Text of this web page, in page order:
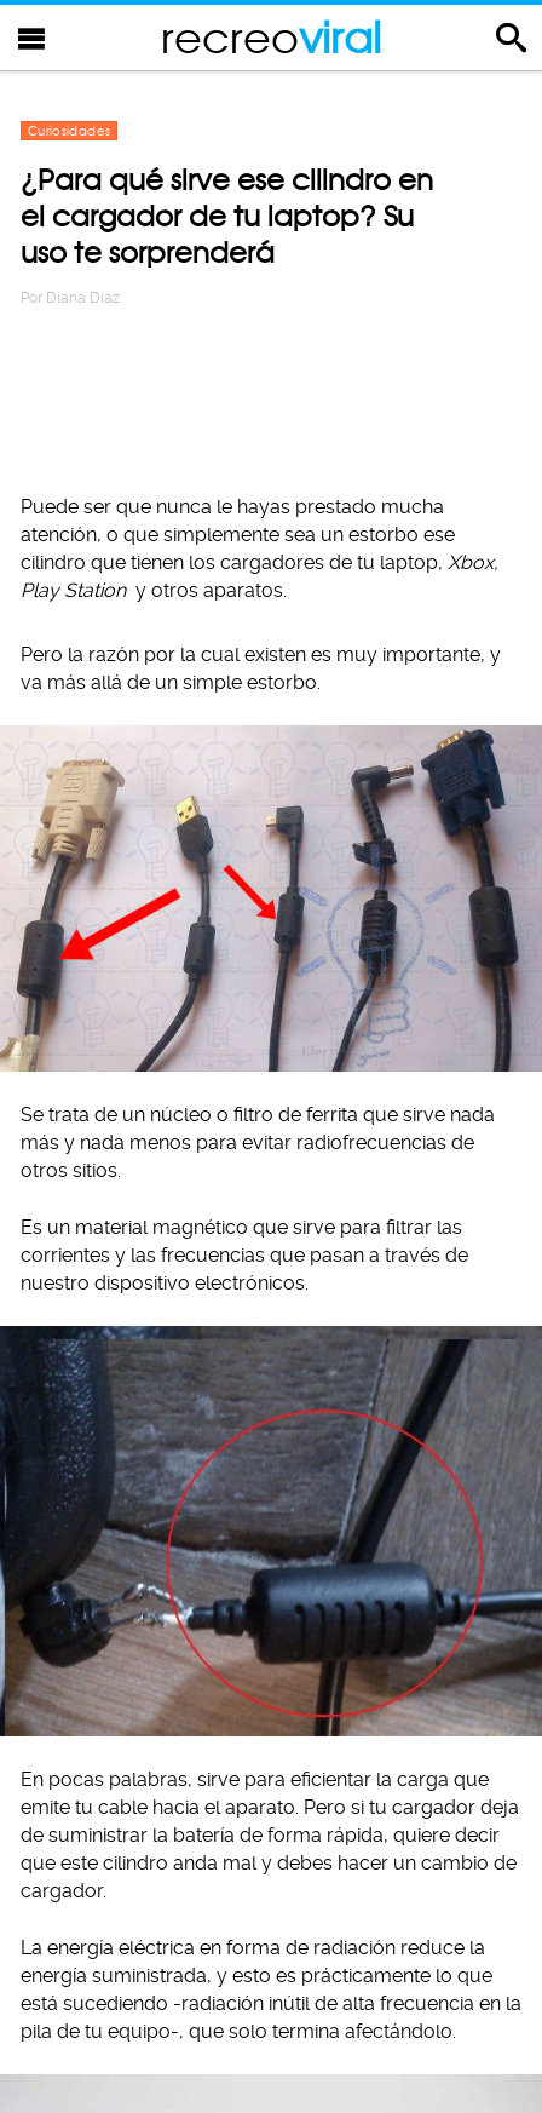
recreoviral
Curiosidades
¿Para qué sirve ese cilindro en
el cargador de tu laptop? Su
uso te sorprenderá
Por Diana Diaz
Puede ser que nunca le hayas prestado mucha
atención, o que simplemente sea un estorbo ese
cilindro que tienen los cargadores de tu laptop, Xbox,
Play Station y otros aparatos.
Pero la razón por la cual existen es muy importante, y
va más allá de un simple estorbo.
Se trata de un núcleo o filtro de ferrita que sirve nada
más y nada menos para evitar radiofrecuencias de
otros sitios.
Es un material magnético que sirve para filtrar las
corrientes y las frecuencias que pasan a través de
nuestro dispositivo electrónicos.
En pocas palabras, sirve para eficientar la carga que
emite tu cable hacia el aparato. Pero si tu cargador deja
de suministrar la batería de forma rápida, quiere decir
que este cilindro anda mal y debes hacer un cambio de
cargador.
La energía eléctrica en forma de radiación reduce la
energía suministrada, y esto es prácticamente lo que
está sucediendo -radiación inútil de alta frecuencia en la
pila de tu equipo-, que solo termina afectándolo.